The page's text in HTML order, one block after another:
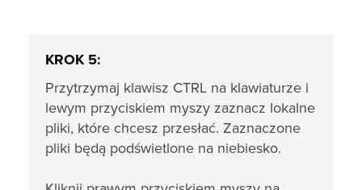
KROK 5:
Przytrzymaj klawisz CTRL na klawiaturze i
lewym przyciskiem myszy zaznacz lokalne
pliki, które chcesz przesłać. Zaznaczone
pliki będą podświetlone na niebiesko.